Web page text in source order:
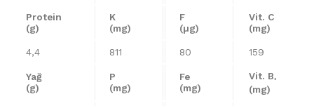
Protein
(g)
K
(mg)
F
(µg)
Vit. C
(mg)
4,4 811 80 159
Yağ
(g)
P
(mg)
Fe
(mg)
Vit. B³
(mg)